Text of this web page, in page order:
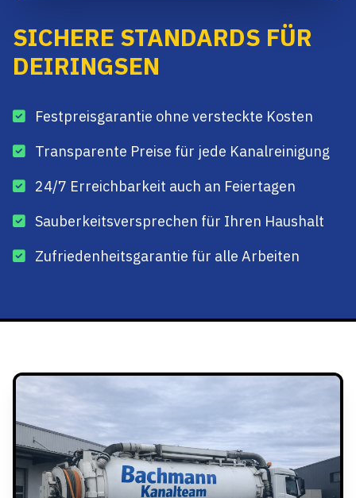
SICHERE STANDARDS FÜR
DEIRINGSEN
Festpreisgarantie ohne versteckte Kosten
Transparente Preise für jede Kanalreinigung
24/7 Erreichbarkeit auch an Feiertagen
Sauberkeitsversprechen für Ihren Haushalt
Zufriedenheitsgarantie für alle Arbeiten